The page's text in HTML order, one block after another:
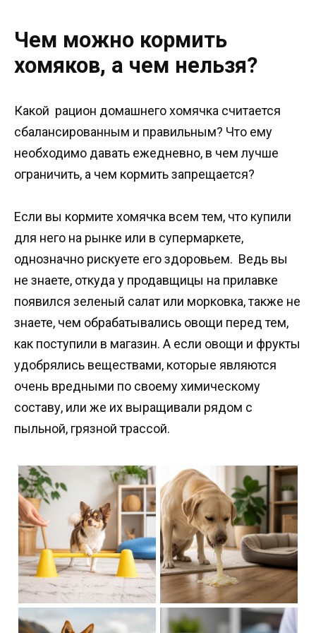
Чем можно кормить
хомяков, а чем нельзя?
Какой рацион домашнего хомячка считается
сбалансированным и правильным? Что ему
необходимо давать ежедневно, в чем лучше
ограничить, а чем кормить запрещается?
Если вы кормите хомячка всем тем, что купили
для него на рынке или в супермаркете,
однозначно рискуете его здоровьем. Ведь вы
не знаете, откуда у продавщицы на прилавке
появился зеленый салат или морковка, также не
знаете, чем обрабатывались овощи перед тем,
как поступили в магазин. А если овощи и фрукты
удобрялись веществами, которые являются
очень вредными по своему химическому
составу, или же их выращивали рядом с
пыльной, грязной трассой.